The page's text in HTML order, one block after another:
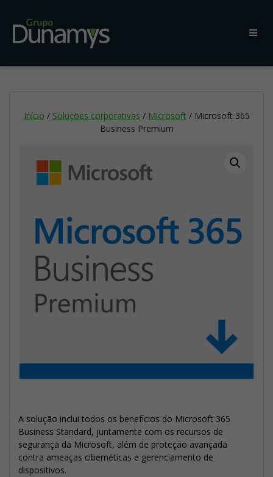
Início / Soluções corporativas / Microsoft / Microsoft 365
Business Premium
A solução inclui todos os benefícios do Microsoft 365
Business Standard, juntamente com os recursos de
segurança da Microsoft, além de proteção avançada
contra ameaças cibernéticas e gerenciamento de
dispositivos.